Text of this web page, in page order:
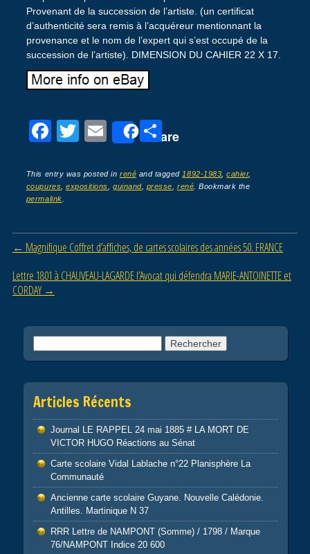
Provenant de la succession de l’artiste. (un certificat
d’authenticité sera remis à l’acquéreur mentionnant la
provenance et le nom de l’expert qui s’est occupé de la
succession de l’artiste). DIMENSION DU CAHIER 22 X 17.
F
c
e
o
o
k
T
tt
er
E
ail
Share
P
ta
g
This entry was posted inrené and tagged 1892-1983 ,cahier,
coupures ,expositions ,guinand, presse rené . Bookmark the
permalink
Post navigation
← Magnifique Coffret d’affiches, de cartes scolaires des années 50. FRANCE
Lettre 1801 à CHAUVEAU-LAGARDE l’Avocat qui défendra MARIE-ANTOINETTE et
CORDAY →
Articles Récents
Journal LE RAPPEL 24 mai 1885 # LA MORT DE
VICTOR HUGO Réactions au Sénat
Carte scolaire Vidal Lablache n°22 Planisphère La
Communauté
Ancienne carte scolaire Guyane. Nouvelle Calédonie.
Antilles. Martinique N 37
RRR Lettre de NAMPONT (Somme) / 1798 / Marque
76/NAMPONT Indice 20 600